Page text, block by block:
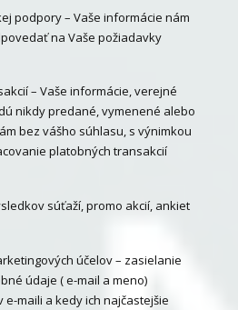
podpory – Vaše informácie nám
na Vaše požiadavky
– Vaše informácie, verejné
nikdy predané, vymenené alebo
bez vášho súhlasu, s výnimkou
platobných transakcií
súťaží, promo akcií, ankiet
účelov – zasielanie
údaje ( e-mail a meno)
maili a kedy ich najčastejšie